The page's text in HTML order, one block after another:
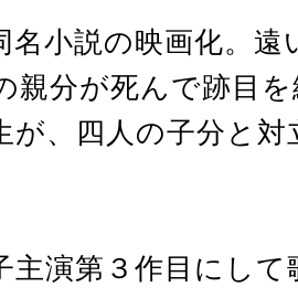
名小説の映画化。遠
親分が死んで跡目
が、四人の子分と
主演第３作目にして